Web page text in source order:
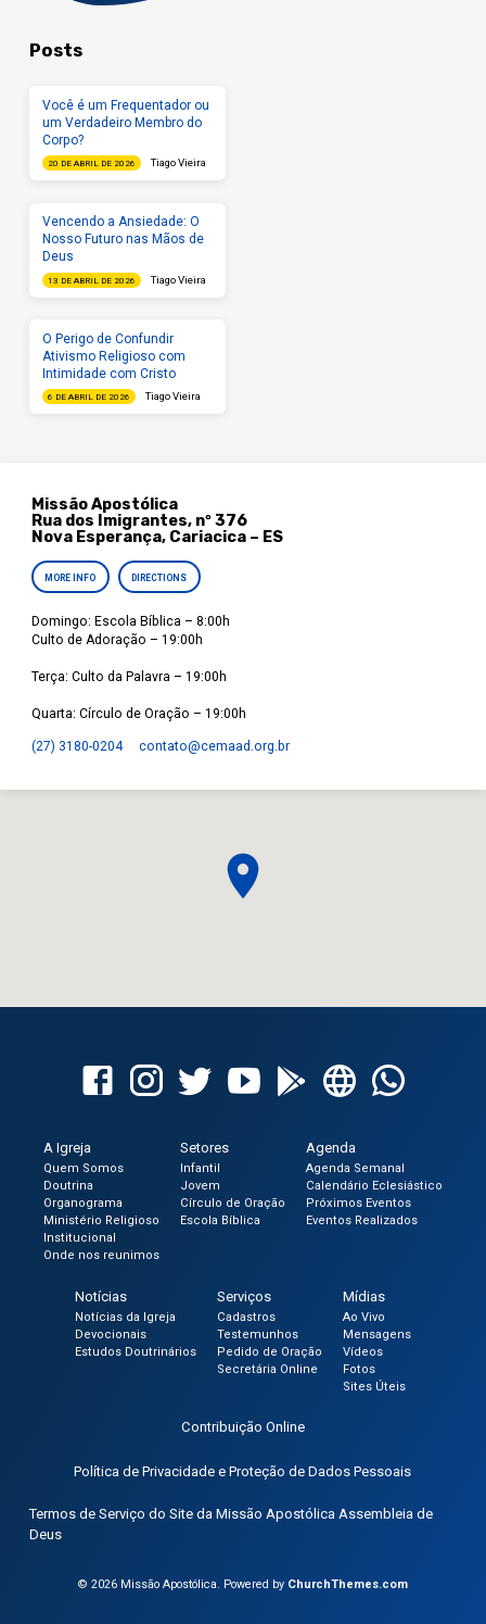
Posts
Você é um Frequentador ou
um Verdadeiro Membro do
Corpo?
20 DE ABRIL DE 2026 Tiago Vieira
Vencendo a Ansiedade: O
Nosso Futuro nas Mãos de
Deus
13 DE ABRIL DE 2026 Tiago Vieira
O Perigo de Confundir
Ativismo Religioso com
Intimidade com Cristo
6 DE ABRIL DE 2026 Tiago Vieira
Missão Apostólica
Rua dos Imigrantes, nº 376
Nova Esperança, Cariacica – ES
MORE INFO DIRECTIONS
Domingo: Escola Bíblica – 8:00h
Culto de Adoração – 19:00h
Terça: Culto da Palavra – 19:00h
Quarta: Círculo de Oração – 19:00h
(27) 3180-0204 contato​@cemaad.org.br
A Igreja
Quem Somos
Doutrina
Organograma
Ministério Religioso
Institucional
Onde nos reunimos
Setores
Infantil
Jovem
Círculo de Oração
Escola Bíblica
Agenda
Agenda Semanal
Calendário Eclesiástico
Próximos Eventos
Eventos Realizados
Notícias
Notícias da Igreja
Devocionais
Estudos Doutrinários
Serviços
Cadastros
Testemunhos
Pedido de Oração
Secretária Online
Mídias
Ao Vivo
Mensagens
Vídeos
Fotos
Sites Úteis
Contribuição Online
Política de Privacidade e Proteção de Dados Pessoais
Termos de Serviço do Site da Missão Apostólica Assembleia de
Deus
© 2026 Missão Apostólica. Powered by ChurchThemes.com